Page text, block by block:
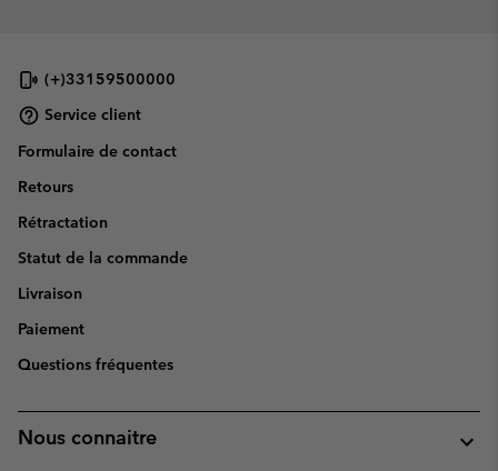
(+)33159500000
Service client
Formulaire de contact
Retours
Rétractation
Statut de la commande
Livraison
Paiement
Questions fréquentes
Nous connaitre